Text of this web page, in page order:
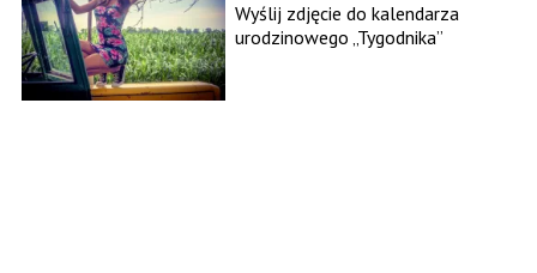
Wyślij zdjęcie do kalendarza
urodzinowego „Tygodnika”